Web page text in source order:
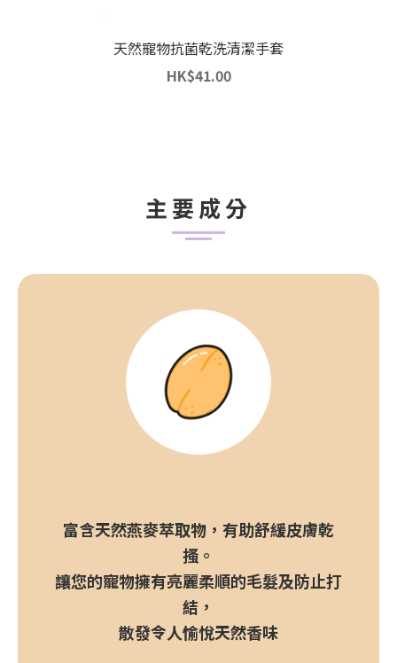
天然寵物抗菌乾洗清潔手套
HK$41.00
主要成分
富含天然燕麥萃取物，有助舒緩皮膚乾
搔。
讓您的寵物擁有亮麗柔順的毛髮及防止打
結，
散發令人愉悅天然香味